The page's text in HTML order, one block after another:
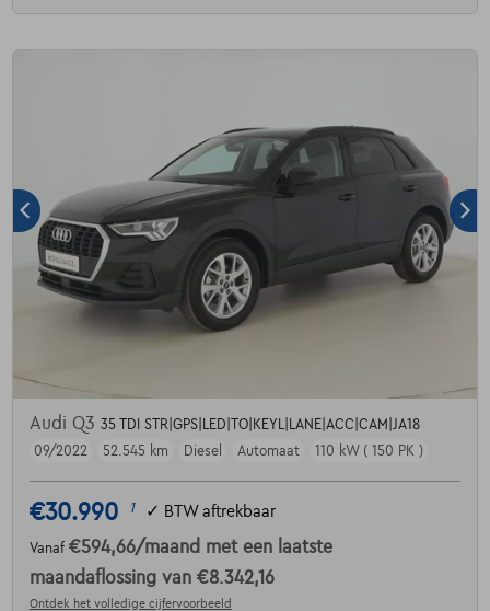
Audi Q3 35 TDI STR|GPS|LED|TO|KEYL|LANE|ACC|CAM|JA18
09/2022
52.545 km Diesel Automaat 110 kW ( 150 PK )
€30.990 1 ✓ BTW aftrekbaar
Vanaf €594,66/maand met een laatste
maandaflossing van €8.342,16
Ontdek het volledige cijfervoorbeeld